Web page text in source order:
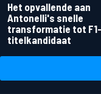
Het opvallende aan
Antonelli's snelle
transformatie tot F1-
titelkandidaat